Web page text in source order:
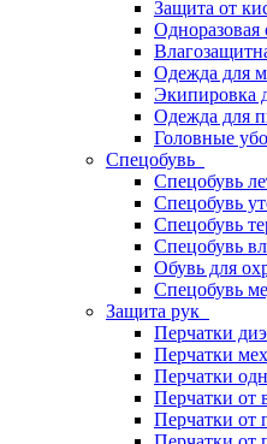
Защита от
Одноразовая
Одежда для
Экипировка
Одежда для
Головные
Спецобувь
Спецобувь
Спецобувь
Спецобувь
Спецобувь
Обувь для
Спецобувь
Защита рук
Перчатки
Перчатки
Перчатки
Перчатки от
Перчатки от